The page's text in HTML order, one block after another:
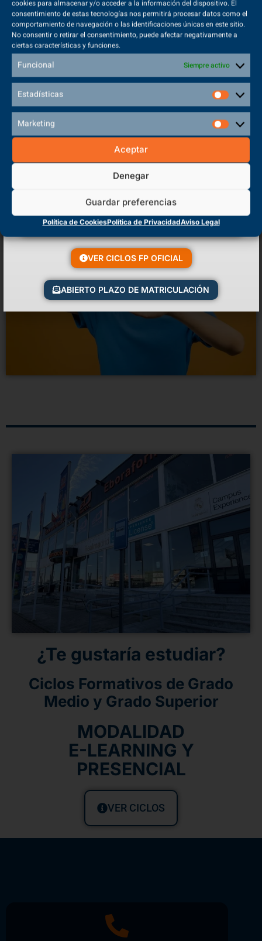
cookies para almacenar y/o acceder a la información del dispositivo. El
consentimiento de estas tecnologías nos permitirá procesar datos como el
comportamiento de navegación o las identificaciones únicas en este sitio.
No consentir o retirar el consentimiento, puede afectar negativamente a
ciertas características y funciones.
Funcional Siempre activo
Estadísticas
Marketing
Aceptar
Denegar
Guardar preferencias
Política de CookiesPolítica de PrivacidadAviso Legal
Han llegado para que darse. Ambas realidades se basan en una
tecnología inmersiva que nos permite visualizar información en
tiempo real en un entorno digital. Además es especialmente útil en
sectores como la educación o la sanidad.
Dominar estas tecnologías no solo mejora el perfil profesional, sino
que también permite comprender y liderar la innovación digital en
¡No te quedes atrás!
¿Te gustaría estudiar?
Ciclos Formativos de Grado
Medio y Grado Superior
MODALIDAD
E-LEARNING Y
PRESENCIAL
VER CICLOS
VER CICLOS FP OFICIAL
ABIERTO PLAZO DE MATRICULACIÓN